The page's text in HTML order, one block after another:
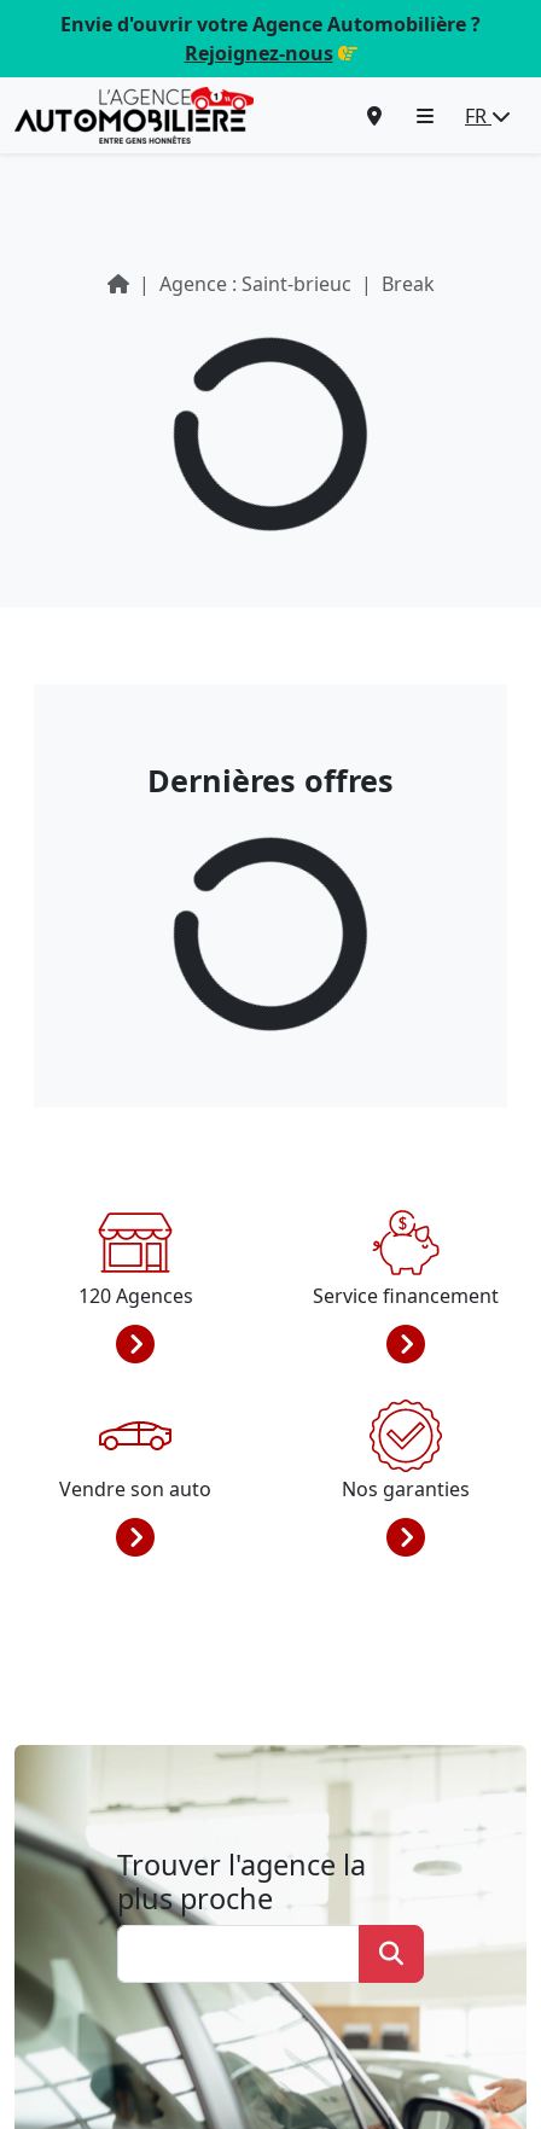
Envie d'ouvrir votre Agence Automobilière ?
Rejoignez-nous
FR
Agence : Saint-brieuc Break
Dernières offres
120Agences Service financement
Vendre son auto Nos garanties
Trouver l'agence la
plus proche